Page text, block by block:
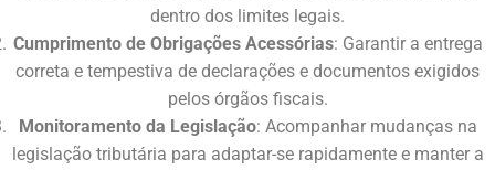
dentro dos limites legais.​
Cumprimento de Obrigações Acessórias: Garantir a entrega
correta e tempestiva de declarações e documentos exigidos
pelos órgãos fiscais.​
Monitoramento da Legislação: Acompanhar mudanças na
legislação tributária para adaptar-se rapidamente e manter a